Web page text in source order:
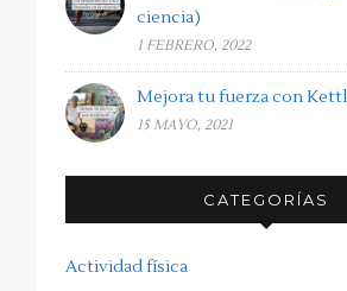
ciencia)
1 FEBRERO, 2022
Mejora tu fuerza con
15 MAYO, 2021
CATEGORÍAS
Actividad física